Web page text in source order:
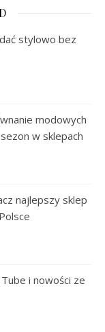
stylowo bez
modowych
w sklepach
najlepszy sklep
i nowości ze